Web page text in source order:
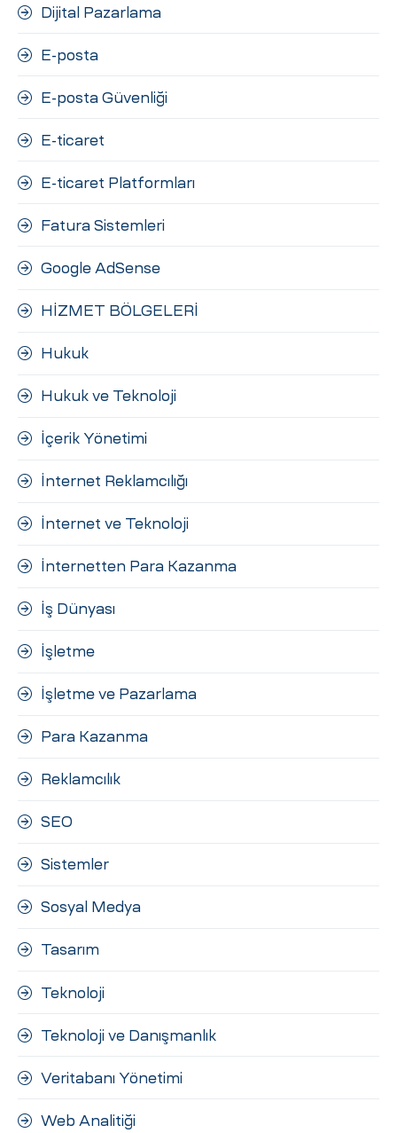
Dijital Pazarlama
E-posta
E-posta Güvenliği
E-ticaret
E-ticaret Platformları
Fatura Sistemleri
Google AdSense
HİZMET BÖLGELERİ
Hukuk
Hukuk ve Teknoloji
İçerik Yönetimi
İnternet Reklamcılığı
İnternet ve Teknoloji
İnternetten Para Kazanma
İş Dünyası
İşletme
İşletme ve Pazarlama
Para Kazanma
Reklamcılık
SEO
Sistemler
Sosyal Medya
Tasarım
Teknoloji
Teknoloji ve Danışmanlık
Veritabanı Yönetimi
Web Analitiği